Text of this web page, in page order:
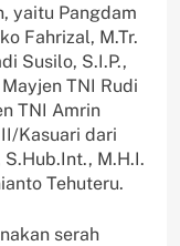
yaitu Pangdam
Fahrizal, M.Tr.
Susilo, S.I.P.,
TNI Rudi
TNI Amrin
Kasuari dari
M.H.I.
Tehuteru.
serah